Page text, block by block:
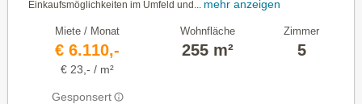
Einkaufsmöglichkeiten im Umfeld und...
mehr anzeigen
Miete / Monat
€ 6.110,-
€ 23,- / m²
Gesponsert
Wohnfläche
255 m²
Zimmer
5